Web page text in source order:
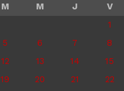
M M J V
1
5 6 7 8
12 13 14 15
19 20 21 22